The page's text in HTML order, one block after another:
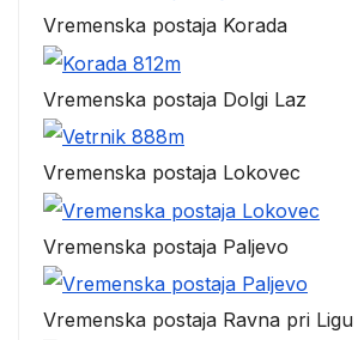
Vremenska postaja Korada
Vremenska postaja Dolgi Laz
Vremenska postaja Lokovec
Vremenska postaja Paljevo
Vremenska postaja Ravna pri Ligu